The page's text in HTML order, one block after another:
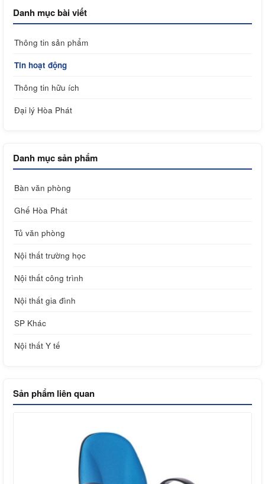
Danh mục bài viết
Thông tin sản phẩm
Tin hoạt động
Thông tin hữu ích
Đại lý Hòa Phát
Danh mục sản phẩm
Bàn văn phòng
Ghế Hòa Phát
Tủ văn phòng
Nội thất trường học
Nội thất công trình
Nội thất gia đình
SP Khác
Nội thất Y tế
Sản phẩm liên quan